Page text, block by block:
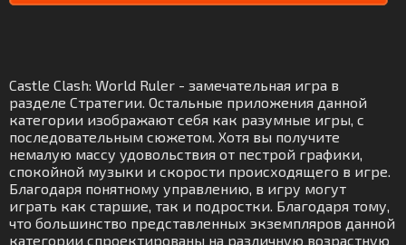
Castle Clash: World Ruler - замечательная игра в
разделе Стратегии. Остальные приложения данной
категории изображают себя как разумные игры, с
последовательным сюжетом. Хотя вы получите
немалую массу удовольствия от пестрой графики,
спокойной музыки и скорости происходящего в игре.
Благодаря понятному управлению, в игру могут
играть как старшие, так и подростки. Благодаря тому,
что большинство представленных экземпляров данной
категории спроектированы на различную возрастную